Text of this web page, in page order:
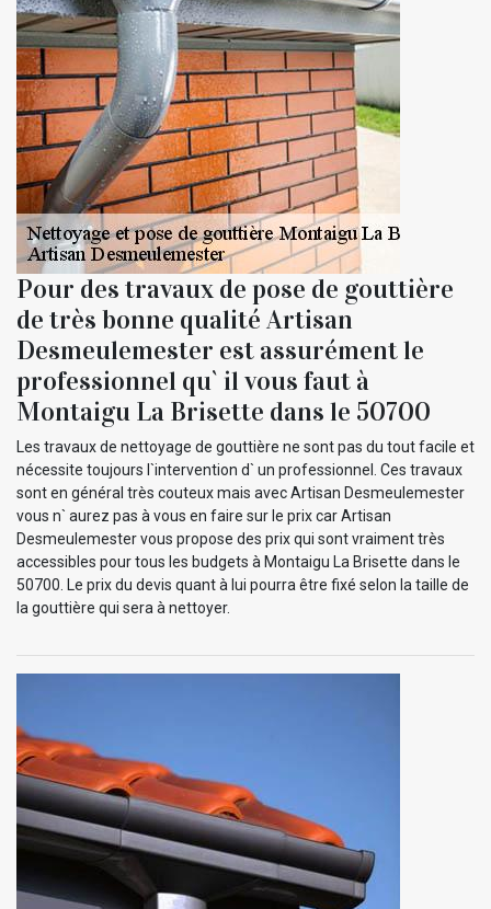
Pour des travaux de pose de gouttière
de très bonne qualité Artisan
Desmeulemester est assurément le
professionnel qu` il vous faut à
Montaigu La Brisette dans le 50700
Les travaux de nettoyage de gouttière ne sont pas du tout facile et
nécessite toujours l`intervention d` un professionnel. Ces travaux
sont en général très couteux mais avec Artisan Desmeulemester
vous n` aurez pas à vous en faire sur le prix car Artisan
Desmeulemester vous propose des prix qui sont vraiment très
accessibles pour tous les budgets à Montaigu La Brisette dans le
50700. Le prix du devis quant à lui pourra être fixé selon la taille de
la gouttière qui sera à nettoyer.